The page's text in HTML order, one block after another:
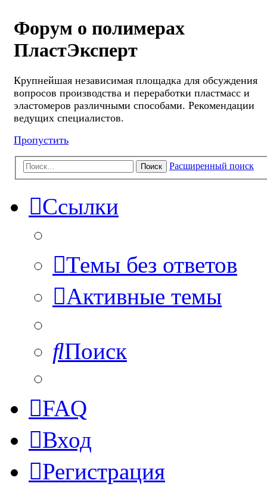
Форум о полимерах
ПластЭксперт
Крупнейшая независимая площадка для обсуждения
вопросов производства и переработки пластмасс и
эластомеров различными способами. Рекомендации
ведущих специалистов.
Пропустить
Поиск Расширенный поиск
Ссылки
Темы без ответов
Активные темы
Поиск
FAQ
Вход
Регистрация